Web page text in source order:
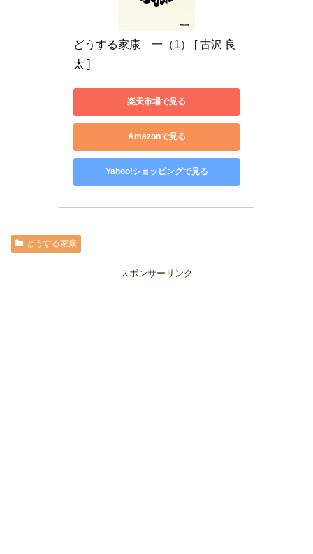
どうする家康　一（1） [ 古沢 良
太 ]
楽天市場で見る
Amazonで見る
Yahoo!ショッピングで見る
どうする家康
スポンサーリンク